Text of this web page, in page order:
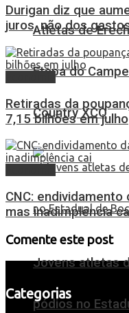
Atletas de
Etapa do
Country XCO
Jovens atletas
pódios no
Durigan diz que
juros, não dos
Retiradas da
7,15 bilhões em julho
CNC:
mas inadimplência
Comente este post
Categorias